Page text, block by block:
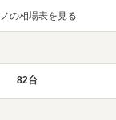
の相場表を見る
82台